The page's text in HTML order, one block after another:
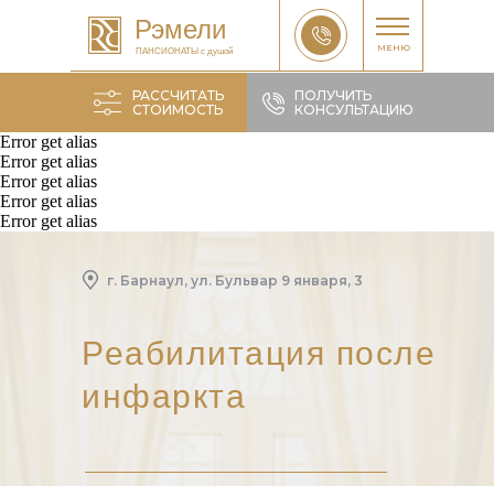
МЕНЮ
Рэмели
ПАНСИОНАТЫ с душой
РАССЧИТАТЬ
СТОИМОСТЬ
ПОЛУЧИТЬ
КОНСУЛЬТАЦИЮ
Error get alias
Error get alias
Error get alias
Error get alias
Error get alias
Реабилитация после
инфаркта
г. Барнаул, ул. Бульвар 9 января, 3